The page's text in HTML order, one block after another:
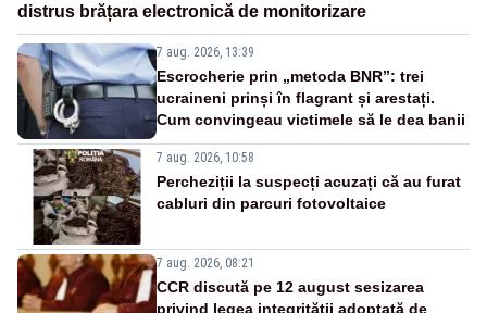
distrus brățara electronică de monitorizare
7 aug. 2026, 13:39
Escrocherie prin „metoda BNR”: trei
ucraineni prinși în flagrant și arestați.
Cum convingeau victimele să le dea banii
7 aug. 2026, 10:58
Percheziții la suspecți acuzați că au furat
cabluri din parcuri fotovoltaice
7 aug. 2026, 08:21
CCR discută pe 12 august sesizarea
privind legea integrității adoptată de